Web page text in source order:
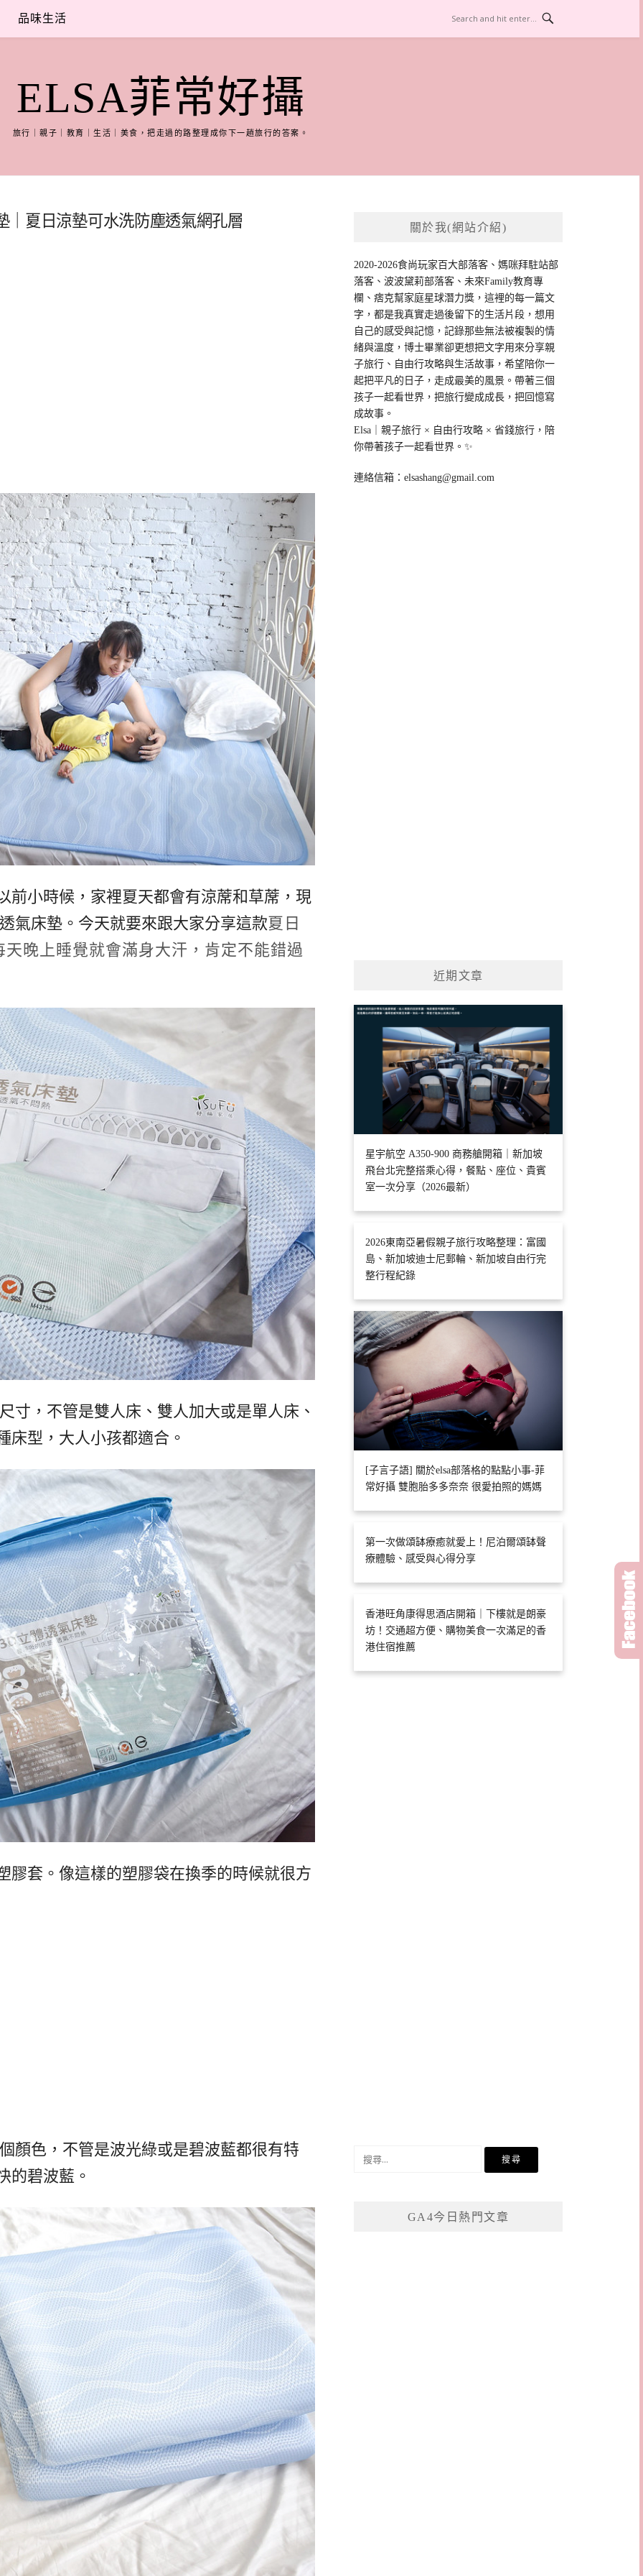
品味生活
ELSA菲常好攝
旅行｜親子｜教育｜生活｜美食，把走過的路整理成你下一趟旅行的答案。
｜夏日涼墊可水洗防塵透氣網孔層
前小時候，家裡夏天都會有涼蓆和草蓆，現
氣床墊。今天就要來跟大家分享這款夏日
晚上睡覺就會滿身大汗，肯定不能錯過
寸，不管是雙人床、雙人加大或是單人床、
床型，大人小孩都適合。
膠套。像這樣的塑膠袋在換季的時候就很方
顏色，不管是波光綠或是碧波藍都很有特
的碧波藍。
關於我(網站介紹)
2020-2026食尚玩家百大部落客、媽咪拜駐站部
落客、波波黛莉部落客、未來Family教育專
欄、痞克幫家庭星球潛力獎，這裡的每一篇文
字，都是我真實走過後留下的生活片段，想用
自己的感受與記憶，記錄那些無法被複製的情
緒與溫度，博士畢業卻更想把文字用來分享親
子旅行、自由行攻略與生活故事，希望陪你一
起把平凡的日子，走成最美的風景。帶著三個
孩子一起看世界，把旅行變成成長，把回憶寫
成故事。
Elsa｜親子旅行 × 自由行攻略 × 省錢旅行，陪
你帶著孩子一起看世界。✨
連絡信箱：elsashang@gmail.com
近期文章
星宇航空 A350-900 商務艙開箱｜新加坡
飛台北完整搭乘心得，餐點、座位、貴賓
室一次分享（2026最新）
2026東南亞暑假親子旅行攻略整理：富國
島、新加坡迪士尼郵輪、新加坡自由行完
整行程紀錄
[子言子語] 關於elsa部落格的點點小事-菲
常好攝 雙胞胎多多奈奈 很愛拍照的媽媽
第一次做頌缽療癒就愛上！尼泊爾頌缽聲
療體驗、感受與心得分享
香港旺角康得思酒店開箱｜下樓就是朗豪
坊！交通超方便、購物美食一次滿足的香
港住宿推薦
GA4今日熱門文章